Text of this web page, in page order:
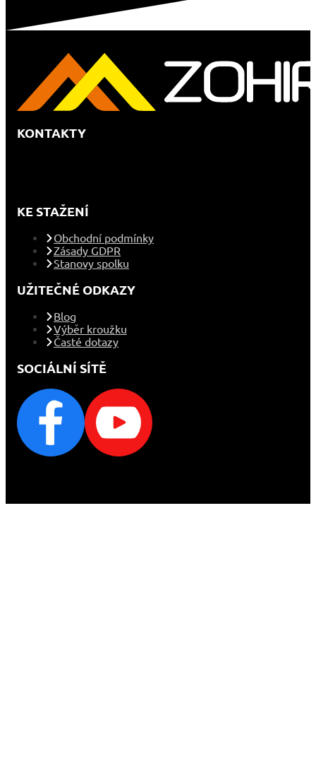
KONTAKTY
KE STAŽENÍ
Obchodní podmínky
Zásady GDPR
Stanovy spolku
UŽITEČNÉ ODKAZY
Blog
Výběr kroužku
Časté dotazy
SOCIÁLNÍ SÍTĚ